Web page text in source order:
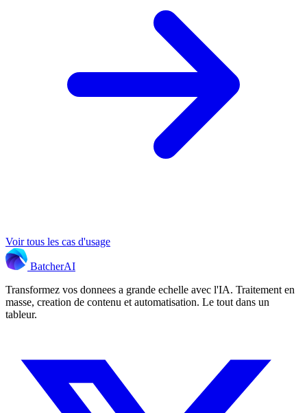
Voir tous les cas d'usage
BatcherAI
Transformez vos donnees a grande echelle avec l'IA. Traitement en
masse, creation de contenu et automatisation. Le tout dans un
tableur.